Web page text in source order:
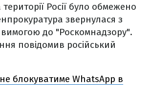
Росії було обмежено
звернулася з
вимогою до "Роскомнадзору".
повідомив російський
не блокуватиме WhatsApp в